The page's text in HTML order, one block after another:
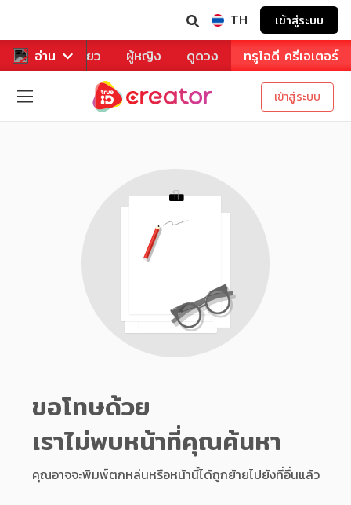
TH เข้าสู่ระบบ
อ่าน
หาร ท่องเที่ยว ผู้หญิง ดูดวง ทรูไอดี ครีเอเตอร์
เข้าสู่ระบบ
ขอโทษด้วย
เราไม่พบหน้าที่คุณค้นหา
คุณอาจจะพิมพ์ตกหล่นหรือหน้านี้ได้ถูกย้ายไปยังที่อื่นแล้ว